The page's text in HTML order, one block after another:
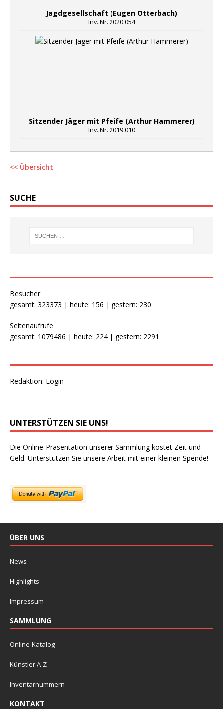
Jagdgesellschaft (Eugen Otterbach)
Inv. Nr. 2020.054
Sitzender Jäger mit Pfeife (Arthur Hammerer)
Inv. Nr. 2019.010
<< Übersicht
SUCHE
Besucher
gesamt: 323373 | heute: 156 | gestern: 230
Seitenaufrufe
gesamt: 1079486 | heute: 224 | gestern: 2291
Redaktion: Login
UNTERSTÜTZEN SIE UNS!
Die Online-Präsentation unserer Sammlung kostet Zeit und
Geld. Unterstützen Sie unsere Arbeit mit einer kleinen Spende!
ÜBER UNS
News
Highlights
Impressum
SAMMLUNG
Online-Katalog
Künstler A-Z
Inventarnummern
KONTAKT